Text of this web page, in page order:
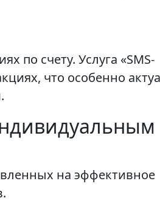
по счету. Услуга «SMS-
что особенно
на эффективное